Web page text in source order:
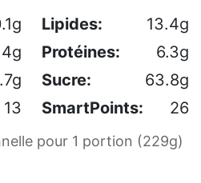
Lipides:
13.4g
Protéines:
6.3g
Sucre:
63.8g
13 SmartPoints: 26
pour 1 portion (229g)